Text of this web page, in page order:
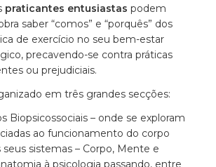
praticantes entusiastas podem
saber “comos” e “porquês” dos
de exercício no seu bem-estar
precavendo-se contra práticas
ou prejudiciais.
em três grandes secções:
Biopsicossociais – onde se exploram
ao funcionamento do corpo
sistemas – Corpo, Mente e
à psicologia passando, entre